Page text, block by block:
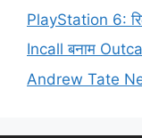
PlayStation 6:
Incall बनाम
Andrew Tate